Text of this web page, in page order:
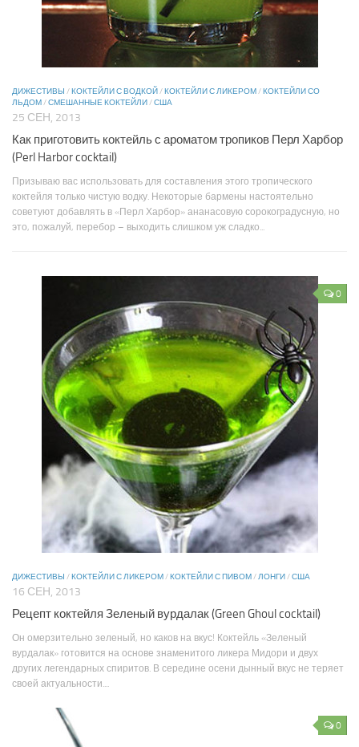
ДИЖЕСТИВЫ /КОКТЕЙЛИ С ВОДКОЙ/КОКТЕЙЛИ С ЛИКЕРОМ/КОКТЕЙЛИ СО
ЛЬДОМ/СМЕШАННЫЕ КОКТЕЙЛИ/США
25 СЕН, 2013
Как приготовить коктейль с ароматом тропиков Перл Харбор
(Perl Harbor cocktail)
Призываю вас использовать для составления этого тропического
коктейля только чистую водку. Некоторые бармены настоятельно
советуют добавлять в «Перл Харбор» ананасовую сорокоградусную, но
это, пожалуй, перебор – выходить слишком уж сладко...
0
ДИЖЕСТИВЫ /КОКТЕЙЛИ С ЛИКЕРОМ/КОКТЕЙЛИ С ПИВОМ/ЛОНГИ/США
16 СЕН, 2013
Рецепт коктейля Зеленый вурдалак (Green Ghoul cocktail)
Он омерзительно зеленый, но каков на вкус! Коктейль «Зеленый
вурдалак» готовится на основе знаменитого ликера Мидори и двух
других легендарных спиритов. В середине осени дынный вкус не теряет
своей актуальности....
0